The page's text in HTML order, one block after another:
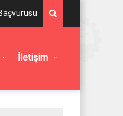
İletişim